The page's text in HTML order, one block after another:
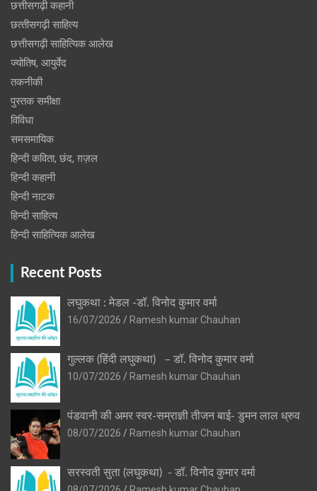
छत्तीसगढ़ी कहानी
छत्‍तीसगढ़ी साहित्‍य
छत्तीसगढ़ी साहित्यिक आलेख
ज्योतिष, आयुर्वेद
तकनीकी
पुस्‍तक समीक्षा
विविधा
समसमायिक
हिन्दी कविता, छंद, ग़ज़ल
हिन्दी कहानी
हिन्‍दी नाटक
हिन्दी साहित्य
हिन्दी साहित्यिक आलेख
Recent Posts
लघुकथा : मेडल -डॉ. विनोद कुमार वर्मा
16/07/2026
Ramesh kumar Chauhan
गुल्लक (हिंदी लघुकथा) – डॉ. विनोद कुमार वर्मा
10/07/2026
Ramesh kumar Chauhan
पंडवानी की अमर स्वर-सम्राज्ञी तीजन बाई- डुमन लाल ध्रुव
08/07/2026
Ramesh kumar Chauhan
सरस्वती सुता (लघुकथा) ​- डॉ. विनोद कुमार वर्मा